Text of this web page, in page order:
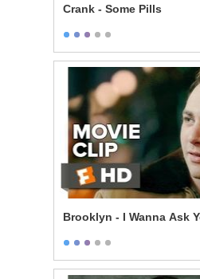
Crank - Some Pills
Brooklyn - I Wanna Ask